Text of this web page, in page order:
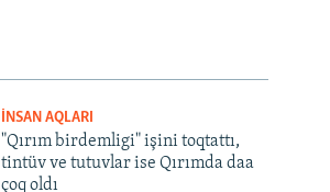
İNSAN AQLARI
"Qırım birdemligi" işini toqtattı,
tintüv ve tutuvlar ise Qırımda daa
çoq oldı